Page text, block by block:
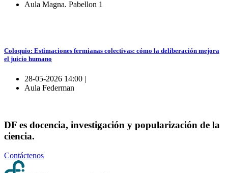
Aula Magna. Pabellon 1
Coloquio: Estimaciones fermianas colectivas: cómo la deliberación mejora
el juicio humano
28-05-2026 14:00 |
Aula Federman
DF es docencia, investigación y popularización de la
ciencia.
Contáctenos